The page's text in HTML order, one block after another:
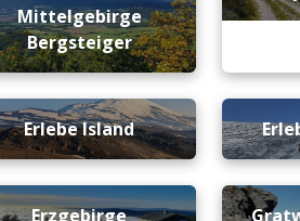
Mittelgebirge
Bergsteiger
Erlebe Island
Erzgebirge